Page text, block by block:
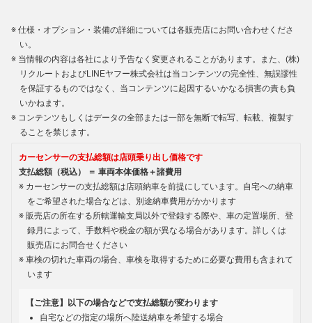
仕様・オプション・装備の詳細については各販売店にお問い合わせくださ
い。
当情報の内容は各社により予告なく変更されることがあります。また、(株)
リクルートおよびLINEヤフー株式会社は当コンテンツの完全性、無誤謬性
を保証するものではなく、当コンテンツに起因するいかなる損害の責も負
いかねます。
コンテンツもしくはデータの全部または一部を無断で転写、転載、複製す
ることを禁じます。
カーセンサーの支払総額は店頭乗り出し価格です
支払総額（税込） ＝ 車両本体価格＋諸費用
カーセンサーの支払総額は店頭納車を前提にしています。自宅への納車
をご希望された場合などは、別途納車費用がかかります
販売店の所在する所轄運輸支局以外で登録する際や、車の定置場所、登
録月によって、手数料や税金の額が異なる場合があります。詳しくは
販売店にお問合せください
車検の切れた車両の場合、車検を取得するために必要な費用も含まれて
います
【ご注意】以下の場合などで支払総額が変わります
自宅などの指定の場所へ陸送納車を希望する場合